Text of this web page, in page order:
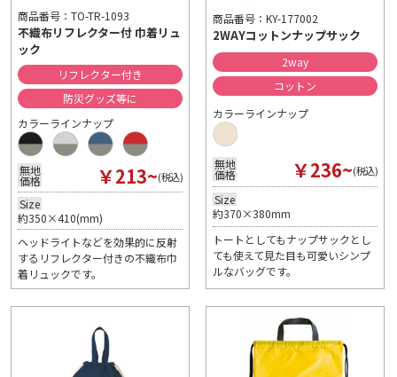
商品番号：TO-TR-1093
不織布リフレクター付 巾着リュ
ック
リフレクター付き
防災グッズ等に
カラーラインナップ
無地
価格 ￥213~(税込)
Size
約350×410(mm)
ヘッドライトなどを効果的に反射
するリフレクター付きの不織布巾
着リュックです。
商品番号：KY-177002
2WAYコットンナップサック
2way
コットン
カラーラインナップ
無地
価格 ￥236~(税込)
Size
約370×380mm
トートとしてもナップサックとし
ても使えて見た目も可愛いシンプ
ルなバッグです。